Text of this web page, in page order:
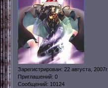
Зарегистрирован: 22 августа, 2007г.
Приглашений: 0
Сообщений: 10124